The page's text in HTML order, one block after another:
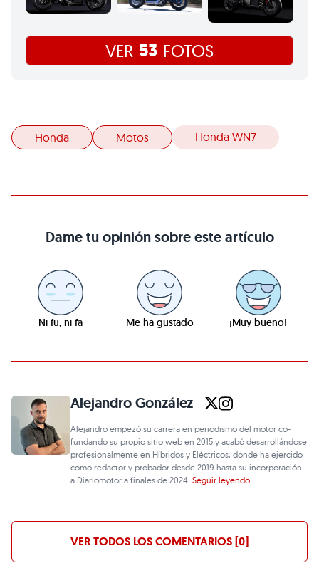
VER 53 FOTOS
Honda Motos Honda WN7
Dame tu opinión sobre este artículo
Ni fu, ni fa Me ha gustado ¡Muy bueno!
Alejandro González
Alejandro empezó su carrera en periodismo del motor co-
fundando su propio sitio web en 2015 y acabó desarrollándose
profesionalmente en Híbridos y Eléctricos, donde ha ejercido
como redactor y probador desde 2019 hasta su incorporación
a Diariomotor a finales de 2024.Seguir leyendo...
VER TODOS LOS COMENTARIOS [0]